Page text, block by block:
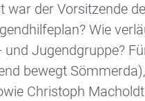
der Vorsitzende
Wie
und Jugendgruppe?
bewegt
Christoph